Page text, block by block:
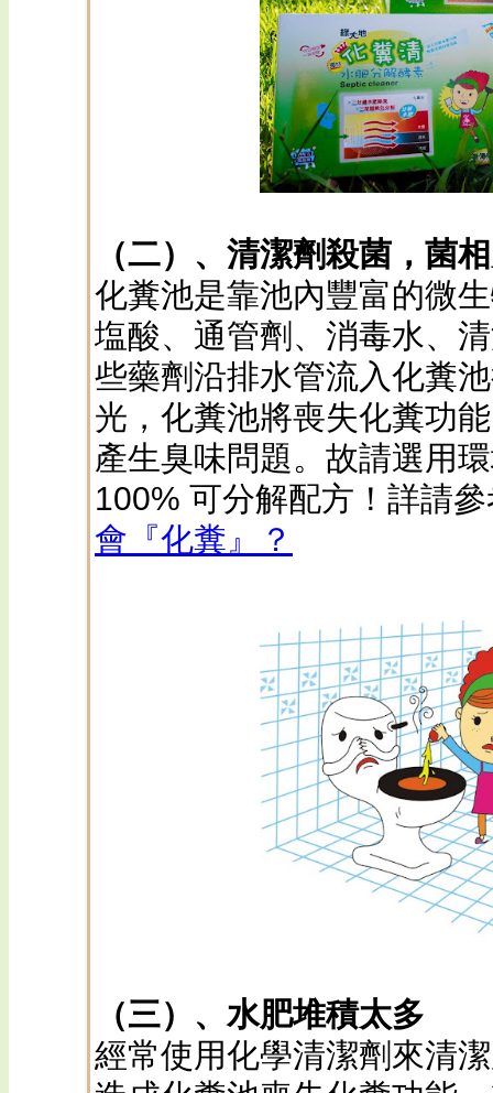
（二）、清潔劑殺菌，菌
化糞池是靠池內豐富的微
塩酸、通管劑、消毒水、
些藥劑沿排水管流入化糞
光，化糞池將喪失化糞功
產生臭味問題。故請選用
100% 可分解配方！詳請
會『化糞』？
（三）、水肥堆積太多
經常使用化學清潔劑來清